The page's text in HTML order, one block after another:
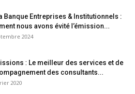
Banque Entreprises & Institutionnels :
nous avons évité l’émission...
2024
: Le meilleur des services et de
des consultants...
2020